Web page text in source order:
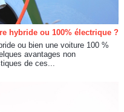
hybride ou 100% électrique ?
ou bien une voiture 100 %
avantages non
de ces...